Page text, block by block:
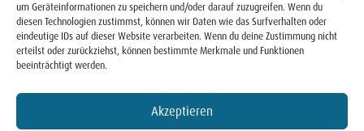
um Geräteinformationen zu speichern und/oder darauf zuzugreifen. Wenn du
diesen Technologien zustimmst, können wir Daten wie das Surfverhalten oder
eindeutige IDs auf dieser Website verarbeiten. Wenn du deine Zustimmung nicht
erteilst oder zurückziehst, können bestimmte Merkmale und Funktionen
beeinträchtigt werden.
Akzeptieren